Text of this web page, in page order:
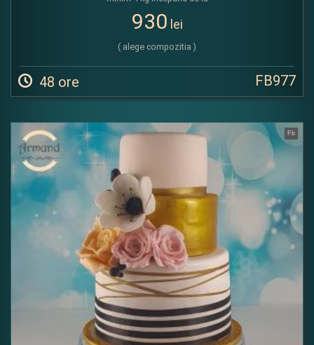
930 lei
( alege compozitia )
48 ore FB977
Fb